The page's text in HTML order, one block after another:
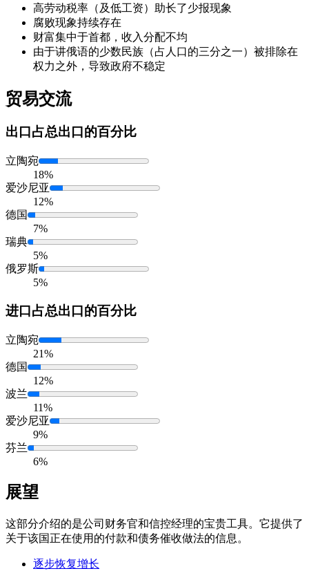
高劳动税率（及低工资）助长了少报现象
腐败现象持续存在
财富集中于首都，收入分配不均
由于讲俄语的少数民族（占人口的三分之一）被排除在
权力之外，导致政府不稳定
贸易交流
出口 占总出口的百分比
立陶宛
18%
爱沙尼亚
12%
德国
7%
瑞典
5%
俄罗斯
5%
进口占总出口的百分比
立陶宛
21%
德国
12%
波兰
11%
爱沙尼亚
9%
芬兰
6%
展望
这部分介绍的是公司财务官和信控经理的宝贵工具。它提供了
关于该国正在使用的付款和债务催收做法的信息。
逐步恢复增长